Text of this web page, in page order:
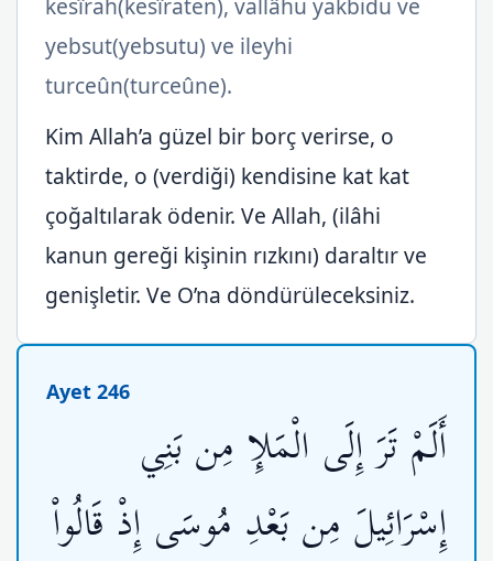
kesîrah(kesîraten), vallâhu yakbidu ve
yebsut(yebsutu) ve ileyhi
turceûn(turceûne).
Kim Allah’a güzel bir borç verirse, o
taktirde, o (verdiği) kendisine kat kat
çoğaltılarak ödenir. Ve Allah, (ilâhi
kanun gereği kişinin rızkını) daraltır ve
genişletir. Ve O’na döndürüleceksiniz.
Ayet 246
أَلَمْ تَرَ إِلَى الْمَلإِ مِن بَنِي
إِسْرَائِيلَ مِن بَعْدِ مُوسَى إِذْ قَالُواْ